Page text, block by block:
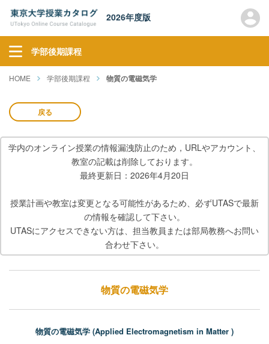
2026年度版
学部後期課程
HOME 学部後期課程 物質の電磁気学
戻る
学内のオンライン授業の情報漏洩防止のため，URLやアカウント、
教室の記載は削除しております。
最終更新日：2026年4月20日
授業計画や教室は変更となる可能性があるため、必ずUTASで最新
の情報を確認して下さい。
UTASにアクセスできない方は、担当教員または部局教務へお問い
合わせ下さい。
物質の電磁気学
物質の電磁気学 (Applied Electromagnetism in Matter )